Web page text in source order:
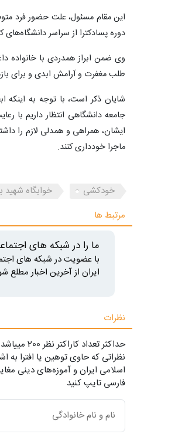
این مقام مسئول، علت حضور فرد
دوره پسادکترا از سراسر
وی ضمن ابراز همدردی با خانواده
طلب مغفرت و آرامش ابدی و برای
شایان ذکر است، با توجه به
جامعه دانشگاهی انتظار داریم با
ایشان، همراهی و همدلی لازم را
ماجرا خودداری کنند.
خودکشی خوابگاه شهید
مرتبط ها
ما را در شبکه های
با عضویت در شبکه های
ایران از آخرین اخبار مطلع
نظرات
حداکثر تعداد کاراکتر نظر 200 ميياشد
نظراتی که حاوی توهین یا افترا
اسلامی ایران و آموزه‌های دینی
فارسی تایپ کنید